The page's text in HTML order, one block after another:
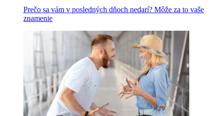
Prečo sa vám v posledných dňoch nedarí? Môže za to vaše
znamenie